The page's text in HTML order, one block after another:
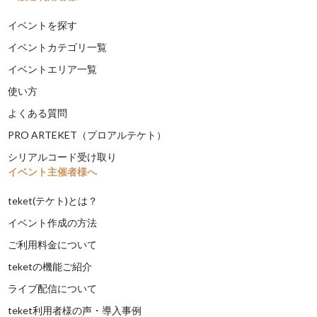
イベントを探す
イベントカテゴリ一覧
イベントエリア一覧
使い方
よくある質問
PRO ARTEKET（プロアルテケト）
シリアルコード受け取り
イベント主催者様へ
teket(テケト)とは？
イベント作成の方法
ご利用料金について
teketの機能ご紹介
ライブ配信について
teket利用者様の声・導入事例